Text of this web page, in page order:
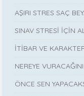
AŞIRI STRES SAÇ
SINAV STRESİ İÇİN
İTİBAR VE
NEREYE
ÖNCE SEN